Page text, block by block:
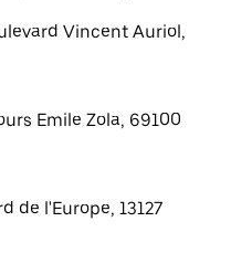
Vincent Auriol,
Emile Zola, 69100
de l'Europe, 13127